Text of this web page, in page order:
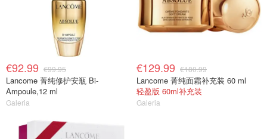
€92.99 €99.95
Lancome 菁纯修护安瓶 Bi-
Ampoule,12 ml
Galeria
€129.99 €180.99
Lancome 菁纯面霜补充装 60 ml
轻盈版 60ml补充装
Galeria